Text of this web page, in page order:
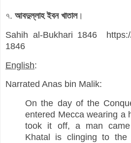
৭. আবদুল্লাহ ইবন খাতাল।
Sahih al-Bukhari 1846
1846
English:
Narrated Anas bin Malik:
On the day of the
entered Mecca wearing a
took it off, a man
Khatal is clinging to the